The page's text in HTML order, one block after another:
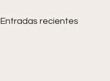
Entradas recientes